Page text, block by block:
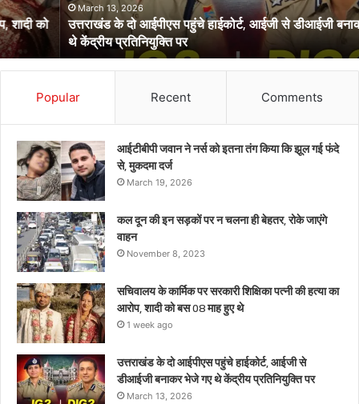
से
डीआईजी
बनाकर
भेजे
गए
प्रतिनियुक्ति
March 13, 2026
उत्तराखंड के दो आईपीएस पहुंचे हाईकोर्ट, आईजी से डीआईजी बनाकर भेजे गए
थे केंद्रीय प्रतिनियुक्ति पर
Popular Recent Comments
आईटीबीपी जवान ने नर्स को इतना तंग किया कि झूल गई फंदे
से, मुकदमा दर्ज
March 19, 2026
कल दून की इन सड़कों पर न चलना ही बेहतर, रोके जाएंगे
वाहन
November 8, 2023
सचिवालय के कार्मिक पर सरकारी शिक्षिका पत्नी की हत्या का
आरोप, शादी को बस 08 माह हुए थे
1 week ago
उत्तराखंड के दो आईपीएस पहुंचे हाईकोर्ट, आईजी से
डीआईजी बनाकर भेजे गए थे केंद्रीय प्रतिनियुक्ति पर
March 13, 2026